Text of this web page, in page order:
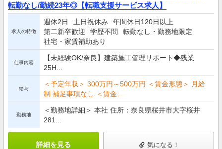
転勤なし/勤続23年◎【転職支援サービス求人】
求人の特徴
週休2日 土日祝休み
年間休日120日以上
第二新卒歓迎
学歴不問
転勤なし・勤務地限定
社宅・家賃補助あり
仕事内容
【未経験OK/奈良】建築施工管理サポート◆残業
25H...
給与
＜予定年収＞ 300万円～500万円 ＜賃金形態＞ 月給
制 補足事項なし ＜賃金...
勤務地
＜勤務地詳細＞ 本社 住所：奈良県桜井市大字桜井
281...
詳細を見る 気になる！